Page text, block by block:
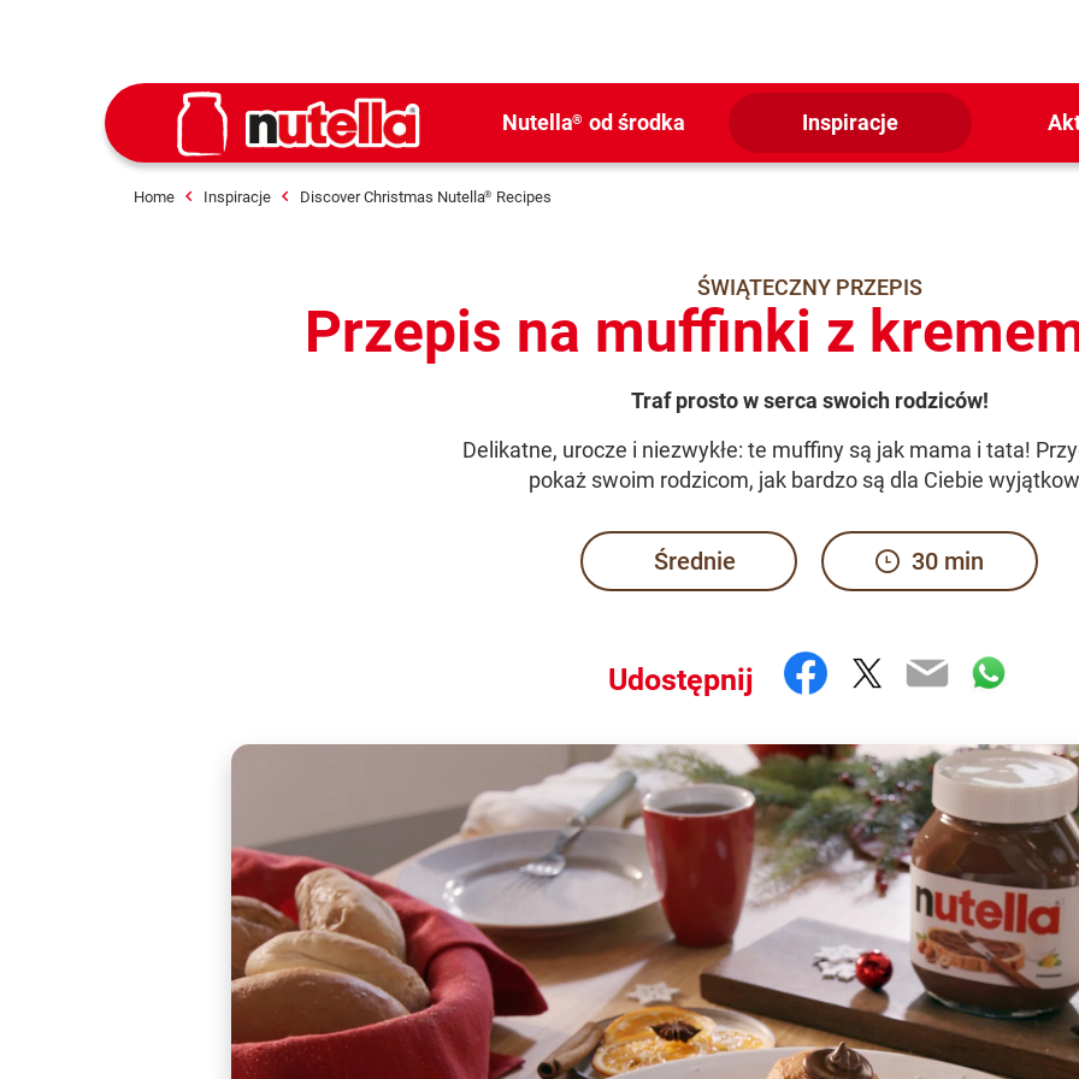
Nutella® od środka Inspiracje
Home Inspiracje Discover Christmas Nutella® Recipes
ŚWIĄTECZNY PRZEPIS
Przepis na muffinki z
Traf prosto w serca swoich rodziców!
Delikatne, urocze i niezwykłe: te muffiny są jak mama i tata!
pokaż swoim rodzicom, jak bardzo są dla Ciebie
Średnie 30 min
Udostępnij Facebook
Twitter
Email